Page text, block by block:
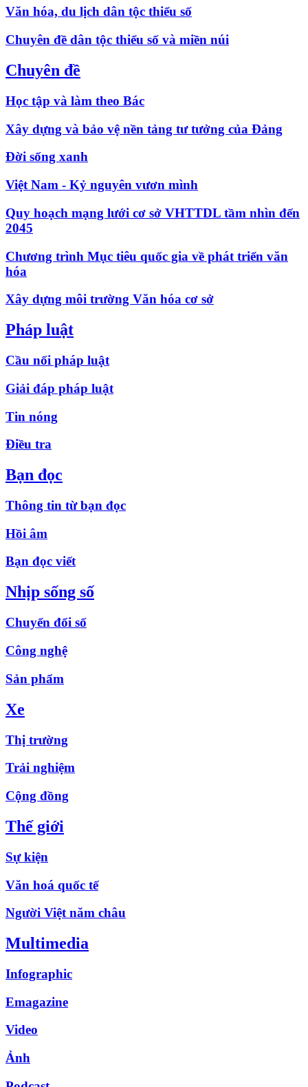
Văn hóa, du lịch dân tộc thiểu số
Chuyên đề dân tộc thiểu số và miền núi
Chuyên đề
Học tập và làm theo Bác
Xây dựng và bảo vệ nền tảng tư tưởng của Đảng
Đời sống xanh
Việt Nam - Kỷ nguyên vươn mình
Quy hoạch mạng lưới cơ sở VHTTDL tầm nhìn đến
2045
Chương trình Mục tiêu quốc gia về phát triển văn
hóa
Xây dựng môi trường Văn hóa cơ sở
Pháp luật
Cầu nối pháp luật
Giải đáp pháp luật
Tin nóng
Điều tra
Bạn đọc
Thông tin từ bạn đọc
Hồi âm
Bạn đọc viết
Nhịp sống số
Chuyển đổi số
Công nghệ
Sản phẩm
Xe
Thị trường
Trải nghiệm
Cộng đồng
Thế giới
Sự kiện
Văn hoá quốc tế
Người Việt năm châu
Multimedia
Infographic
Emagazine
Video
Ảnh